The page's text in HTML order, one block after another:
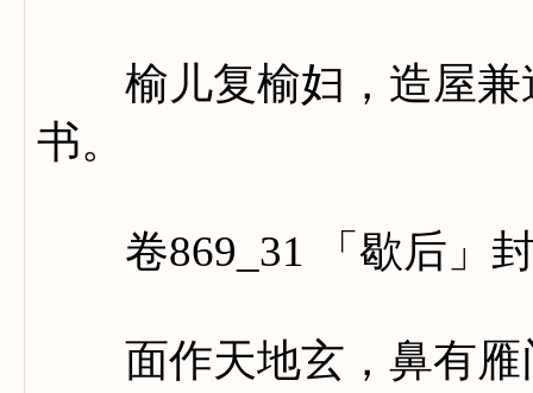
榆儿复榆妇，造屋兼
书。
卷869_31 「歇后」
面作天地玄，鼻有雁